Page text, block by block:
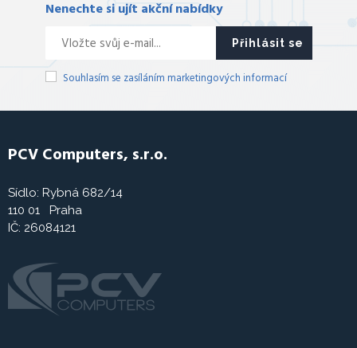
Nenechte si ujít akční nabídky
Přihlásit se
Souhlasím se zasíláním marketingových informací
PCV Computers, s.r.o.
Sídlo: Rybná 682/14
110 01 Praha
IČ: 26084121